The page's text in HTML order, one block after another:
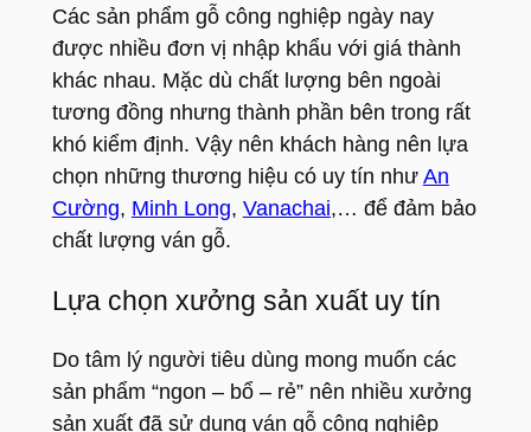
Các sản phẩm gỗ công nghiệp ngày nay
được nhiều đơn vị nhập khẩu với giá thành
khác nhau. Mặc dù chất lượng bên ngoài
tương đồng nhưng thành phần bên trong rất
khó kiểm định. Vậy nên khách hàng nên lựa
chọn những thương hiệu có uy tín như An
Cường, Minh Long, Vanachai,… để đảm bảo
chất lượng ván gỗ.
Lựa chọn xưởng sản xuất uy tín
Do tâm lý người tiêu dùng mong muốn các
sản phẩm “ngon – bổ – rẻ” nên nhiều xưởng
sản xuất đã sử dụng ván gỗ công nghiệp